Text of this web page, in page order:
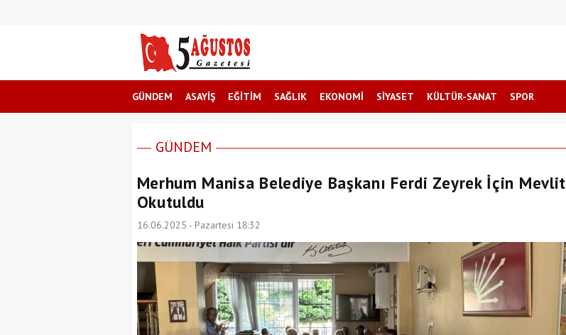
GÜNDEM ASAYİŞ EĞİTİM SAĞLIK EKONOMİ SİYASET KÜLTÜR-SANAT SPOR
GÜNDEM
Merhum Manisa Belediye Başkanı Ferdi Zeyrek İçin Mevlit
Okutuldu
16.06.2025 - Pazartesi 18:32